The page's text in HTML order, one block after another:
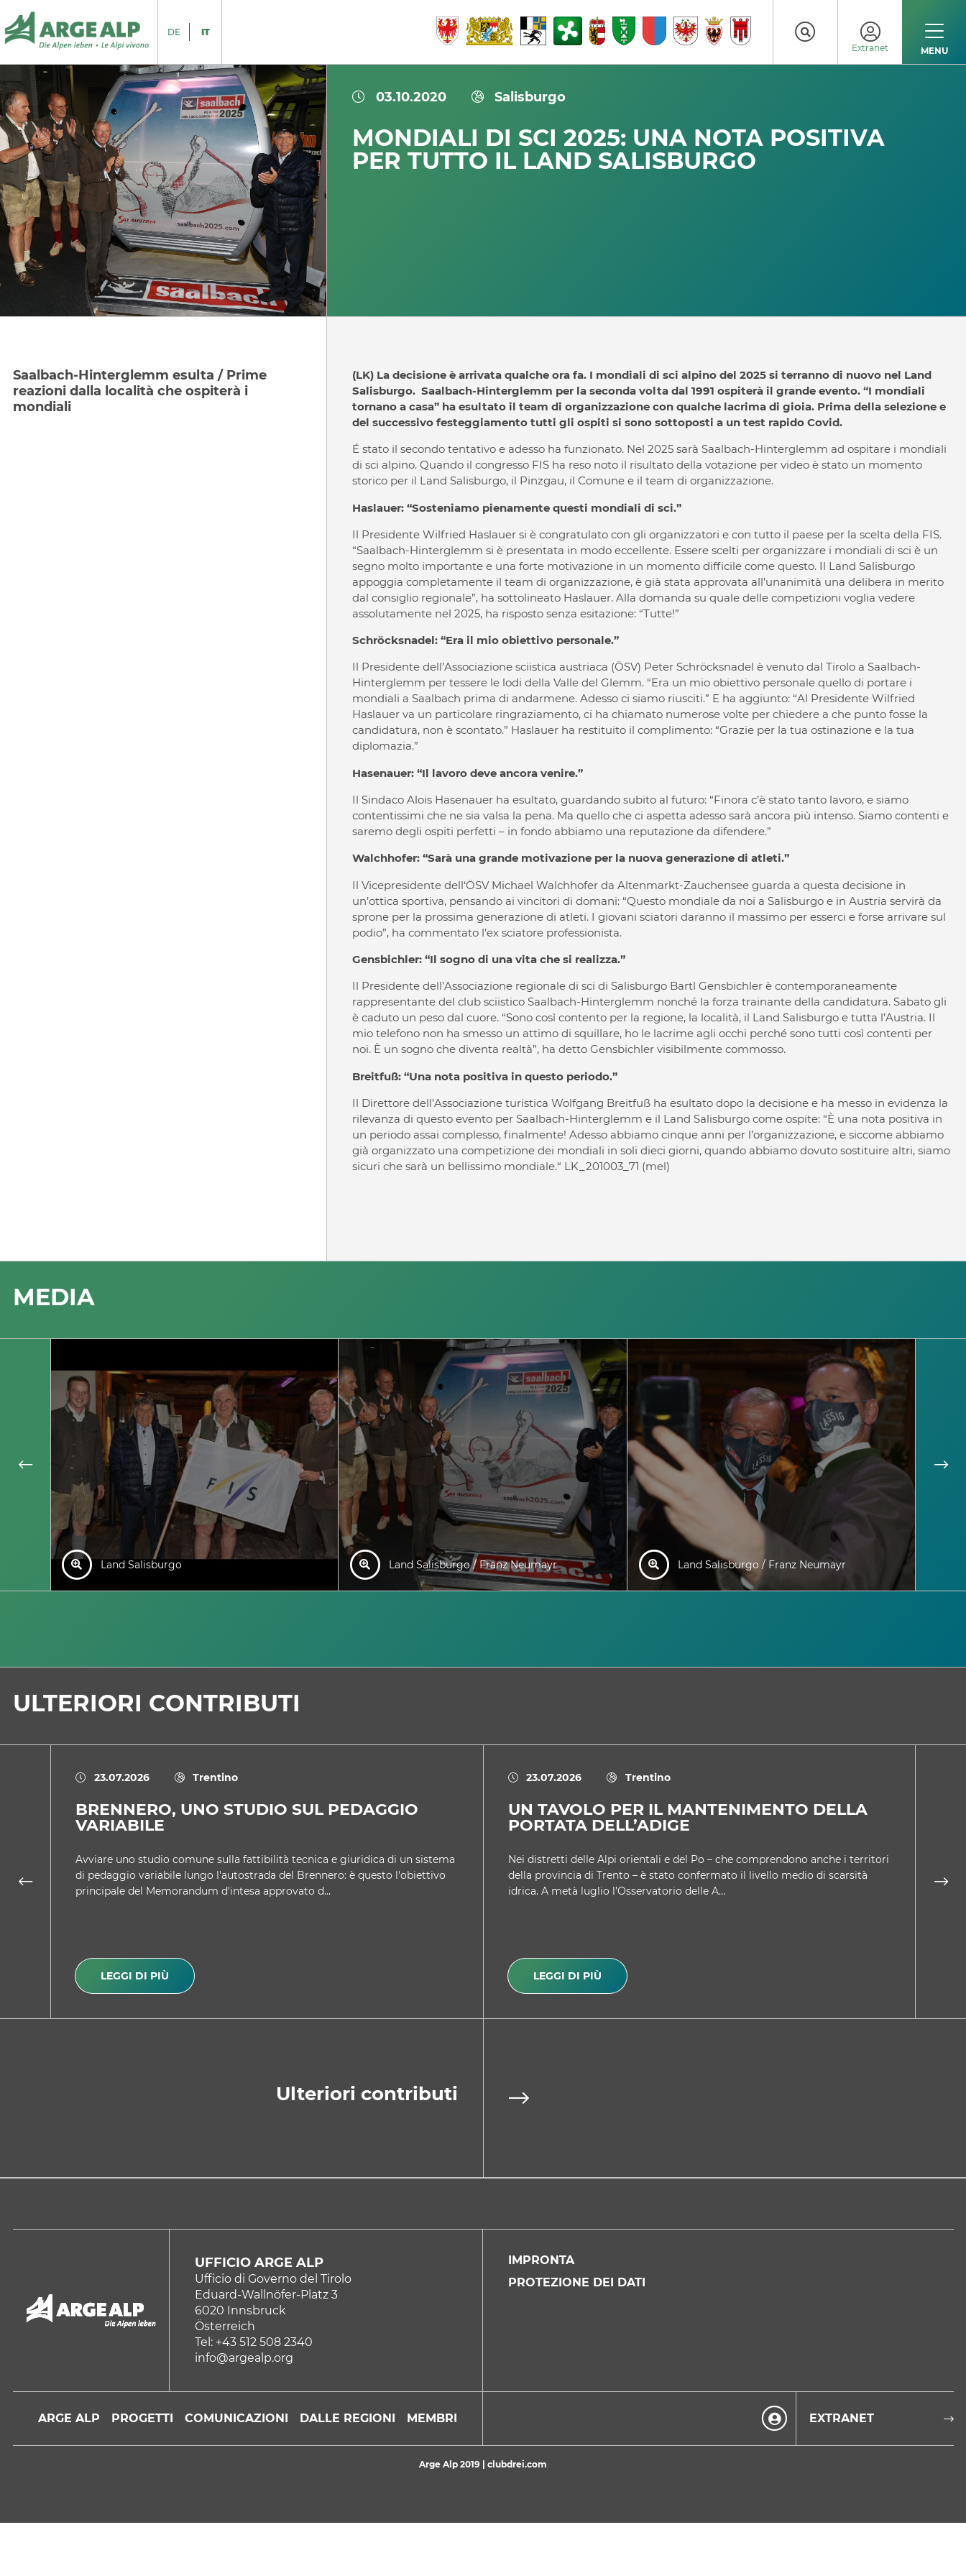
DE
IT
Extranet
MENU
03.10.2020 Salisburgo
MONDIALI DI SCI 2025: UNA NOTA POSITIVA
PER TUTTO IL LAND SALISBURGO
Saalbach-Hinterglemm esulta / Prime
reazioni dalla località che ospiterà i
mondiali
(LK) La decisione è arrivata qualche ora fa. I mondiali di sci alpino del 2025 si terranno di nuovo nel Land
Salisburgo. Saalbach-Hinterglemm per la seconda volta dal 1991 ospiterà il grande evento. “I mondiali
tornano a casa” ha esultato il team di organizzazione con qualche lacrima di gioia. Prima della selezione e
del successivo festeggiamento tutti gli ospiti si sono sottoposti a un test rapido Covid.
É stato il secondo tentativo e adesso ha funzionato. Nel 2025 sarà Saalbach-Hinterglemm ad ospitare i mondiali
di sci alpino. Quando il congresso FIS ha reso noto il risultato della votazione per video è stato un momento
storico per il Land Salisburgo, il Pinzgau, il Comune e il team di organizzazione.
Haslauer: “Sosteniamo pienamente questi mondiali di sci.”
Il Presidente Wilfried Haslauer si è congratulato con gli organizzatori e con tutto il paese per la scelta della FIS.
“Saalbach-Hinterglemm si è presentata in modo eccellente. Essere scelti per organizzare i mondiali di sci è un
segno molto importante e una forte motivazione in un momento difficile come questo. Il Land Salisburgo
appoggia completamente il team di organizzazione, è già stata approvata all’unanimità una delibera in merito
dal consiglio regionale”, ha sottolineato Haslauer. Alla domanda su quale delle competizioni voglia vedere
assolutamente nel 2025, ha risposto senza esitazione: “Tutte!”
Schröcksnadel: “Era il mio obiettivo personale.”
Il Presidente dell’Associazione sciistica austriaca (ÖSV) Peter Schröcksnadel è venuto dal Tirolo a Saalbach-
Hinterglemm per tessere le lodi della Valle del Glemm. “Era un mio obiettivo personale quello di portare i
mondiali a Saalbach prima di andarmene. Adesso ci siamo riusciti.” E ha aggiunto: “Al Presidente Wilfried
Haslauer va un particolare ringraziamento, ci ha chiamato numerose volte per chiedere a che punto fosse la
candidatura, non è scontato.” Haslauer ha restituito il complimento: “Grazie per la tua ostinazione e la tua
diplomazia.”
Hasenauer: “Il lavoro deve ancora venire.”
Il Sindaco Alois Hasenauer ha esultato, guardando subito al futuro: “Finora c’è stato tanto lavoro, e siamo
contentissimi che ne sia valsa la pena. Ma quello che ci aspetta adesso sarà ancora più intenso. Siamo contenti e
saremo degli ospiti perfetti – in fondo abbiamo una reputazione da difendere.”
Walchhofer: “Sarà una grande motivazione per la nuova generazione di atleti.”
Il Vicepresidente dell‘ÖSV Michael Walchhofer da Altenmarkt-Zauchensee guarda a questa decisione in
un’ottica sportiva, pensando ai vincitori di domani: “Questo mondiale da noi a Salisburgo e in Austria servirà da
sprone per la prossima generazione di atleti. I giovani sciatori daranno il massimo per esserci e forse arrivare sul
podio”, ha commentato l’ex sciatore professionista.
Gensbichler: “Il sogno di una vita che si realizza.”
Il Presidente dell’Associazione regionale di sci di Salisburgo Bartl Gensbichler è contemporaneamente
rappresentante del club sciistico Saalbach-Hinterglemm nonché la forza trainante della candidatura. Sabato gli
è caduto un peso dal cuore. “Sono così contento per la regione, la località, il Land Salisburgo e tutta l’Austria. Il
mio telefono non ha smesso un attimo di squillare, ho le lacrime agli occhi perché sono tutti così contenti per
noi. È un sogno che diventa realtà”, ha detto Gensbichler visibilmente commosso.
Breitfuß: “Una nota positiva in questo periodo.”
Il Direttore dell’Associazione turistica Wolfgang Breitfuß ha esultato dopo la decisione e ha messo in evidenza la
rilevanza di questo evento per Saalbach-Hinterglemm e il Land Salisburgo come ospite: “È una nota positiva in
un periodo assai complesso, finalmente! Adesso abbiamo cinque anni per l’organizzazione, e siccome abbiamo
già organizzato una competizione dei mondiali in soli dieci giorni, quando abbiamo dovuto sostituire altri, siamo
sicuri che sarà un bellissimo mondiale.“ LK_201003_71 (mel)
MEDIA
Land Salisburgo Land Salisburgo / Franz Neumayr Land Salisburgo / Franz Neumayr
ULTERIORI CONTRIBUTI
23.07.2026 Trentino
BRENNERO, UNO STUDIO SUL PEDAGGIO
VARIABILE
Avviare uno studio comune sulla fattibilità tecnica e giuridica di un sistema
di pedaggio variabile lungo l'autostrada del Brennero: è questo l'obiettivo
principale del Memorandum d'intesa approvato d…
LEGGI DI PIÙ
23.07.2026 Trentino
UN TAVOLO PER IL MANTENIMENTO DELLA
PORTATA DELL’ADIGE
Nei distretti delle Alpi orientali e del Po – che comprendono anche i territori
della provincia di Trento – è stato confermato il livello medio di scarsità
idrica. A metà luglio l’Osservatorio delle A…
LEGGI DI PIÙ
Ulteriori contributi
UFFICIO ARGE ALP
Ufficio di Governo del Tirolo
Eduard-Wallnöfer-Platz 3
6020 Innsbruck
Österreich
Tel: +43 512 508 2340
info@argealp.org
IMPRONTA
PROTEZIONE DEI DATI
ARGE ALP PROGETTI COMUNICAZIONI DALLE REGIONI MEMBRI EXTRANET
Arge Alp 2019 | clubdrei.com